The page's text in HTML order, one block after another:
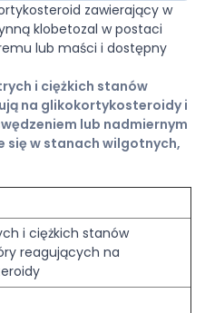
zawierający w
klobetozal w postaci
lub maści i dostępny
i ciężkich stanów
na glikokortykosteroidy i
lub nadmiernym
się w stanach wilgotnych,
i ciężkich stanów
reagujących na